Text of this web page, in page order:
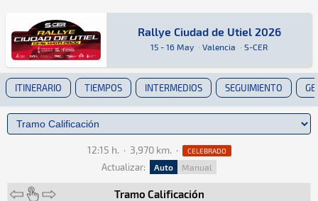
Rallye Ciudad de Utiel 2026
Rallye Ciudad de Utiel 2026
15 - 16 May · Valencia · S-CER
Rally · Rallye Ciudad de Utiel 2026 · S-
Valencia
ITINERARIO TIEMPOS INTERMEDIOS SEGUIMIENTO
12:15 h. · 3,970 km. · CELEBRADO
Actualizar: Auto Manual
Tramo Calificación